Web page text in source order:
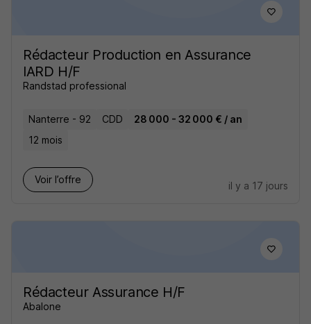
Rédacteur Production en Assurance
IARD H/F
Randstad professional
Nanterre - 92 CDD
28 000 - 32 000 € / an
12 mois
Voir l’offre
il y a 17 jours
Rédacteur Assurance H/F
Abalone